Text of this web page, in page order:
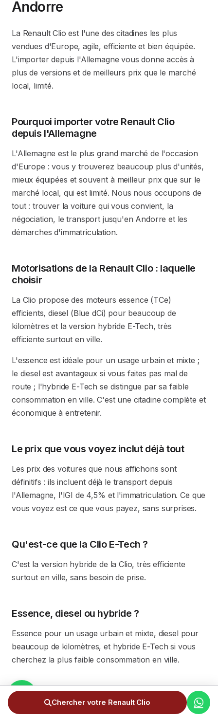
Andorre
La Renault Clio est l'une des citadines les plus
vendues d'Europe, agile, efficiente et bien équipée.
L'importer depuis l'Allemagne vous donne accès à
plus de versions et de meilleurs prix que le marché
local, limité.
Pourquoi importer votre Renault Clio
depuis l'Allemagne
L'Allemagne est le plus grand marché de l'occasion
d'Europe : vous y trouverez beaucoup plus d'unités,
mieux équipées et souvent à meilleur prix que sur le
marché local, qui est limité. Nous nous occupons de
tout : trouver la voiture qui vous convient, la
négociation, le transport jusqu'en Andorre et les
démarches d'immatriculation.
Motorisations de la Renault Clio : laquelle
choisir
La Clio propose des moteurs essence (TCe)
efficients, diesel (Blue dCi) pour beaucoup de
kilomètres et la version hybride E-Tech, très
efficiente surtout en ville.
L'essence est idéale pour un usage urbain et mixte ;
le diesel est avantageux si vous faites pas mal de
route ; l'hybride E-Tech se distingue par sa faible
consommation en ville. C'est une citadine complète et
économique à entretenir.
Le prix que vous voyez inclut déjà tout
Les prix des voitures que nous affichons sont
définitifs : ils incluent déjà le transport depuis
l'Allemagne, l'IGI de 4,5% et l'immatriculation. Ce que
vous voyez est ce que vous payez, sans surprises.
Qu'est-ce que la Clio E-Tech ?
C'est la version hybride de la Clio, très efficiente
surtout en ville, sans besoin de prise.
Essence, diesel ou hybride ?
Essence pour un usage urbain et mixte, diesel pour
beaucoup de kilomètres, et hybride E-Tech si vous
cherchez la plus faible consommation en ville.
Est-elle économique à entretenir ?
Oui, la Clio a des mécaniques connues et un bon
Chercher votre Renault Clio